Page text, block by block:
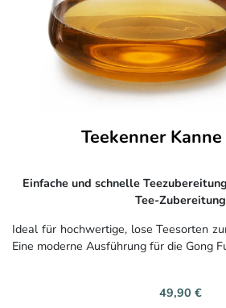
Teekenner
Einfache und schnelle
Tee-Zubereitung
Ideal für hochwertige, lose Teesorten
Eine moderne Ausführung für die Gong
49,90 €